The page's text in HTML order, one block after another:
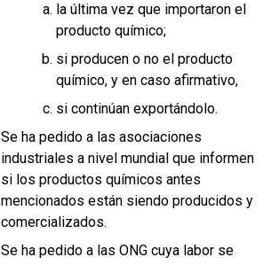
la última vez que importaron el
producto químico;
si producen o no el producto
químico, y en caso afirmativo,
si continúan exportándolo.
Se ha pedido a las asociaciones
industriales a nivel mundial que informen
si los productos químicos antes
mencionados están siendo producidos y
comercializados.
Se ha pedido a las ONG cuya labor se